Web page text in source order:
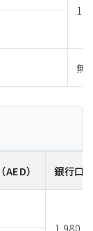
無
（AED） 銀行口
1,980